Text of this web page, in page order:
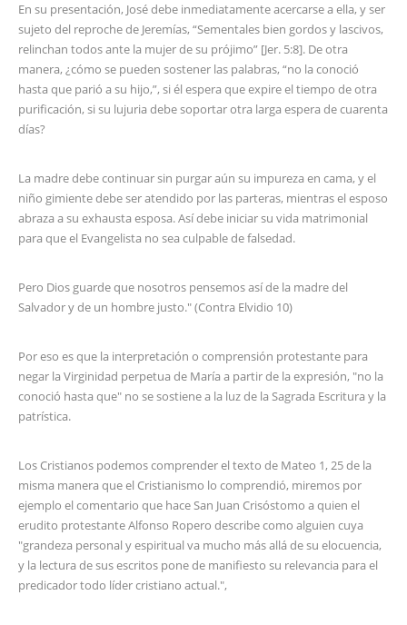
En su presentación, José debe inmediatamente acercarse a ella, y ser
sujeto del reproche de Jeremías, “Sementales bien gordos y lascivos,
relinchan todos ante la mujer de su prójimo” [Jer. 5:8]. De otra
manera, ¿cómo se pueden sostener las palabras, “no la conoció
hasta que parió a su hijo,”, si él espera que expire el tiempo de otra
purificación, si su lujuria debe soportar otra larga espera de cuarenta
días?
La madre debe continuar sin purgar aún su impureza en cama, y el
niño gimiente debe ser atendido por las parteras, mientras el esposo
abraza a su exhausta esposa. Así debe iniciar su vida matrimonial
para que el Evangelista no sea culpable de falsedad.
Pero Dios guarde que nosotros pensemos así de la madre del
Salvador y de un hombre justo." (Contra Elvidio 10)
Por eso es que la interpretación o comprensión protestante para
negar la Virginidad perpetua de María a partir de la expresión, "no la
conoció hasta que" no se sostiene a la luz de la Sagrada Escritura y la
patrística.
Los Cristianos podemos comprender el texto de Mateo 1, 25 de la
misma manera que el Cristianismo lo comprendió, miremos por
ejemplo el comentario que hace San Juan Crisóstomo a quien el
erudito protestante Alfonso Ropero describe como alguien cuya
"grandeza personal y espiritual va mucho más allá de su elocuencia,
y la lectura de sus escritos pone de manifiesto su relevancia para el
predicador todo líder cristiano actual.",